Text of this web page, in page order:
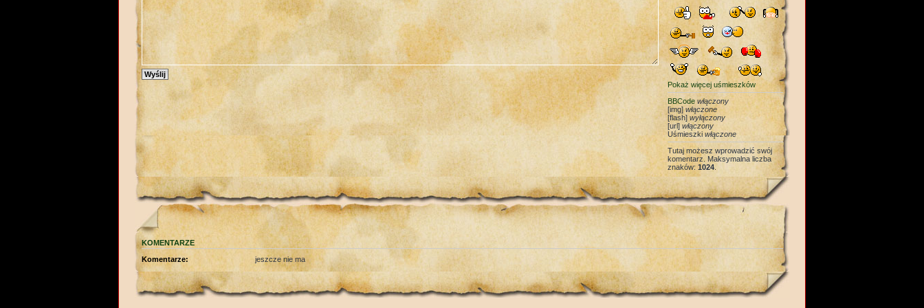
Pokaż więcej uśmieszków
BBCode włączony
[img]włączone
[flash] wyłączony
[url] włączony
Uśmieszkiwłączone
Tutaj możesz wprowadzić swój
komentarz. Maksymalna liczba
znaków: 1024.
KOMENTARZE
Komentarze: jeszcze nie ma